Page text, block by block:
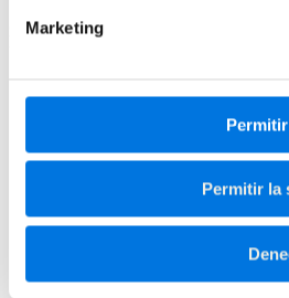
Marketing
Permitir la
¿Te gustaría saber cómo lo hicimos?
la estrategia sin filtros.